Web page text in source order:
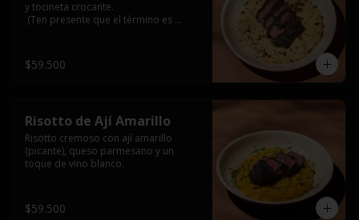
y tocineta crocante.
(Ten presente que el término es
generar notas amargas por el carbón
activado que lo recubre)
$59.500
Risotto de Ají Amarillo
Risotto cremoso con ají amarillo
(picante), queso parmesano y un
toque de vino blanco.
$59.500